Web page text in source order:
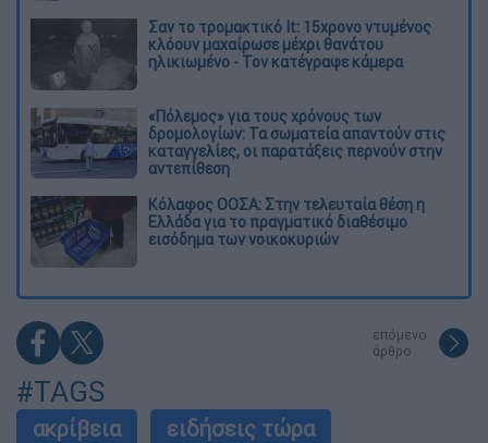
Σαν το τρομακτικό It: 15χρονο ντυμένος
κλόουν μαχαίρωσε μέχρι θανάτου
ηλικιωμένο - Τον κατέγραψε κάμερα
«Πόλεμος» για τους χρόνους των
δρομολογίων: Τα σωματεία απαντούν στις
καταγγελίες, οι παρατάξεις περνούν στην
αντεπίθεση
Κόλαφος ΟΟΣΑ: Στην τελευταία θέση η
Ελλάδα για το πραγματικό διαθέσιμο
εισόδημα των νοικοκυριών
επόμενο
άρθρο
#TAGS
ακρίβεια
ειδήσεις τώρα